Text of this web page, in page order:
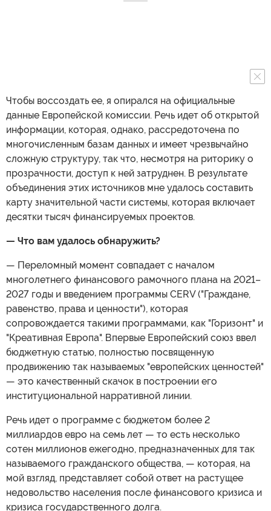
Чтобы воссоздать ее, я опирался на официальные
данные Европейской комиссии. Речь идет об открытой
информации, которая, однако, рассредоточена по
многочисленным базам данных и имеет чрезвычайно
сложную структуру, так что, несмотря на риторику о
прозрачности, доступ к ней затруднен. В результате
объединения этих источников мне удалось составить
карту значительной части системы, которая включает
десятки тысяч финансируемых проектов.
— Что вам удалось обнаружить?
— Переломный момент совпадает с началом
многолетнего финансового рамочного плана на 2021–
2027 годы и введением программы CERV ("Граждане,
равенство, права и ценности"), которая
сопровождается такими программами, как "Горизонт" и
"Креативная Европа". Впервые Европейский союз ввел
бюджетную статью, полностью посвященную
продвижению так называемых "европейских ценностей"
— это качественный скачок в построении его
институциональной нарративной линии.
Речь идет о программе с бюджетом более 2
миллиардов евро на семь лет — то есть несколько
сотен миллионов ежегодно, предназначенных для так
называемого гражданского общества, — которая, на
мой взгляд, представляет собой ответ на растущее
недовольство населения после финансового кризиса и
кризиса государственного долга.